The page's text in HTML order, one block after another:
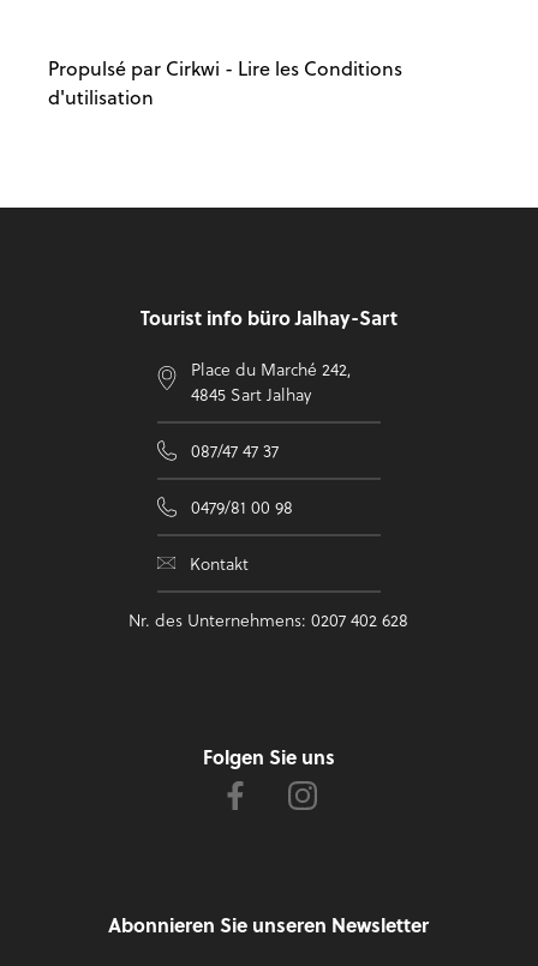
Propulsé par Cirkwi - Lire les Conditions
d'utilisation
Tourist info büro Jalhay-Sart
Place du Marché 242,
4845 Sart Jalhay
087/47 47 37
0479/81 00 98
Kontakt
Nr. des Unternehmens: 0207 402 628
Folgen Sie uns
Abonnieren Sie unseren Newsletter